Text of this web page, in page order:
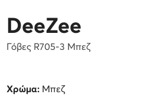
DeeZee
Γόβες R705-3 Μπεζ
Χρώμα:Μπεζ